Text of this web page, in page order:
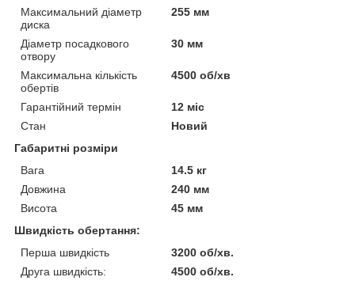
Максимальний діаметр
диска
255 мм
Діаметр посадкового
отвору
30 мм
Максимальна кількість
обертів
4500 об/хв
Гарантійний термін
12 міс
Стан
Новий
Габаритні розміри
Вага
14.5 кг
Довжина
240 мм
Висота
45 мм
Швидкість обертання:
Перша швидкість
3200 об/хв.
Друга швидкість:
4500 об/хв.